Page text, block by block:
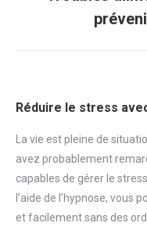
Réduire le stress
La vie est pleine de
avez probablement
capables de gérer le stress
l’aide de l’hypnose, vous
et facilement sans des